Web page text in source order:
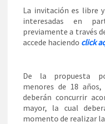
La invitación es libre
interesadas en
previamente a través
accede haciendo click
De la propuesta
menores de 18
deberán concurrir
mayor, la cual
momento de realizar